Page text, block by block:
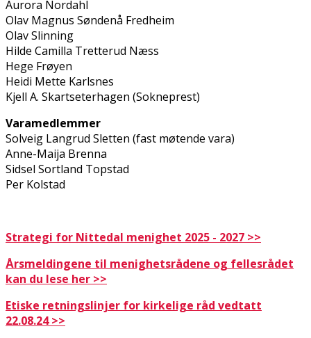
Aurora Nordahl
Olav Magnus Søndenå Fredheim
Olav Slinning
Hilde Camilla Tretterud Næss
Hege Frøyen
Heidi Mette Karlsnes
Kjell A. Skartseterhagen (Sokneprest)
Varamedlemmer
Solveig Langrud Sletten (fast møtende vara)
Anne-Maija Brenna
Sidsel Sortland Topstad
Per Kolstad
Strategi for Nittedal menighet 2025 - 2027 >>
Årsmeldingene til menighetsrådene og fellesrådet
kan du lese her >>
Etiske retningslinjer for kirkelige råd vedtatt
22.08.24 >>